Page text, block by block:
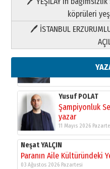
köprüleri
🖊 İSTANBUL
09 Temmuz 2026
Yusuf POLAT
Şampiyonluk
yazar
11 Mayıs 2026
Neşat YALÇIN
Paranın Aile Kültüründeki
03 Ağustos 2026 Pazartesi
HAVVA’NIN ÜÇ
09 Temmuz 2026